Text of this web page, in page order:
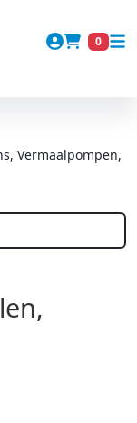
Account
0
Vermaalpompen,